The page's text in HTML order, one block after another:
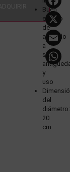
Buen
estado
de
acuerdo
a
su
y
uso
del
diámetro:
20
cm.